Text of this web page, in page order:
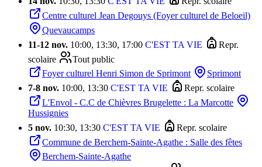
Centre culturel Jean Degouys (Foyer culturel de Beloeil)
Quevaucamps
11-12 nov. 10:00, 13:30, 17:00 C'EST TA VIE
Repr.
scolaire
Tout public
Foyer culturel Henri Simon de Sprimont
Sprimont
7-8 nov. 10:00, 13:30 C'EST TA VIE
Repr. scolaire
L'Envol - C.C de Chièvres Brugelette : La Marcotte
Hussignies
5 nov. 10:30, 13:30 C'EST TA VIE
Repr. scolaire
Commune de Berchem-Sainte-Agathe : Salle des fêtes
Berchem-Sainte-Agathe